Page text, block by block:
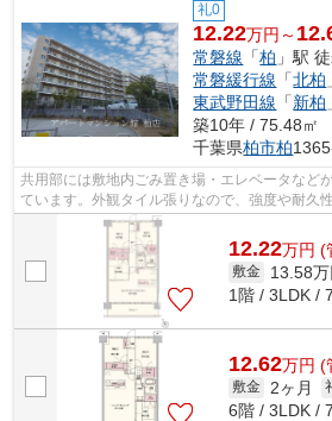
礼0
12.22万円～
常磐線 「柏 」駅
常磐緩行線 「北柏
東武野田線 「新柏
築10年 / 75.48㎡
千葉県柏市柏
共用部には敷地内ごみ置き場・エレベータなど
ています。外観タイル張りなので、強度や耐久
がより便利になる、2駅利用可能な物件...
12.22万円 (
敷金 13.58万
1階 / 3LDK /
12.62万円 (
敷金 2ヶ月
6階 / 3LDK /